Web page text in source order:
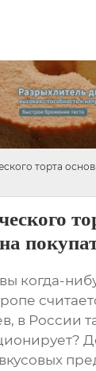
торта
когда-
в России